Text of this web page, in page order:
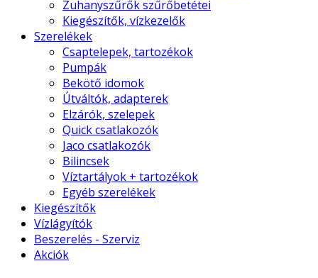
Zuhanyszűrők szűrőbetétei
Kiegészítők, vízkezelők
Szerelékek
Csaptelepek, tartozékok
Pumpák
Bekötő idomok
Útváltók, adapterek
Elzárók, szelepek
Quick csatlakozók
Jaco csatlakozók
Bilincsek
Víztartályok + tartozékok
Egyéb szerelékek
Kiegészítők
Vízlágyítók
Beszerelés - Szerviz
Akciók